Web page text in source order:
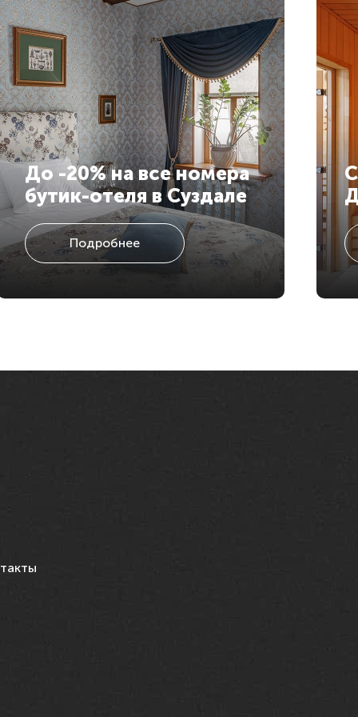
До -20% на все номера
бутик-отеля в Суздале
Подробнее